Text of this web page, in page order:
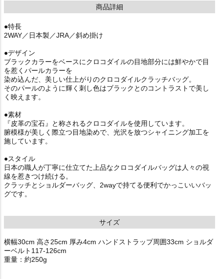
商品詳細
●特長
2WAY／日本製／JRA／斜め掛け
●デザイン
ブラックカラーをベースにクロコダイルの目地部分には鮮やかで目
を惹くパールカラーを
染め込んだ、美しい仕上がりのクロコダイルクラッチバッグ。
そのパールのように輝く刺し色はブラックとのコントラストで美し
く映えます。
●素材
『皮革の宝石』と称されるクロコダイルを使用しています。
腑模様が美しく際立つ目地染めで、光沢を放つシャイニング加工を
施しています。
●スタイル
日本の職人が丁寧に仕立てた上品なクロコダイルバッグは人々の視
線を惹きつけ続ける。
クラッチとショルダーバッグ、2wayで持てる便利でかっこいいバッ
グです。
サイズ
横幅30cm 高さ25cm 厚み4cm ハンドストラップ周囲33cm ショルダ
ーベルト117-126cm
重量：約250g